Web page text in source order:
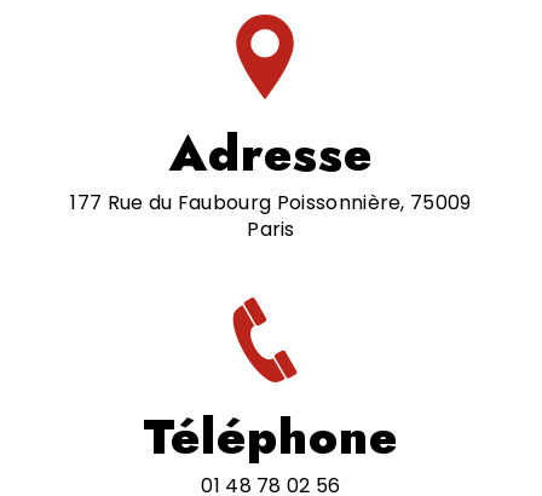
Adresse
177 Rue du Faubourg Poissonnière, 75009
Paris
Téléphone
01 48 78 02 56